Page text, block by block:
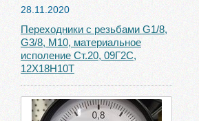
28.11.2020
Переходники с резьбами G1/8,
G3/8, М10, материальное
исполение Ст.20, 09Г2С,
12Х18Н10Т